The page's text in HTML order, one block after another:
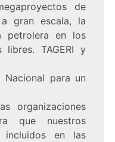
de
gran escala, la
petrolera en los
TAGERI y
para un
organizaciones
que nuestros
incluidos en las